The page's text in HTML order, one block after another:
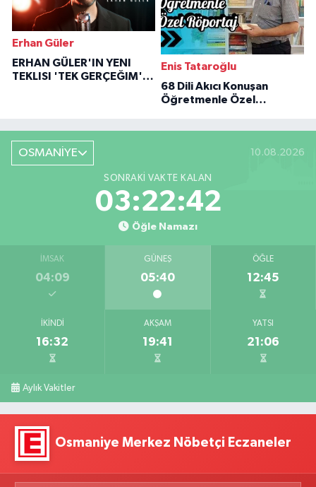
Erhan Güler
ERHAN GÜLER'IN YENI
TEKLISI 'TEK GERÇEĞIM'LE
Enis Tataroğlu
68 Dili Akıcı Konuşan
Öğretmenle Özel
OSMANİYE 10.08.2026
SONRAKI VAKTE KALAN
03:22:41
Öğle Namazı
İMSAK
04:09
GÜNEŞ
05:40
ÖĞLE
12:45
İKINDI
16:32
AKŞAM
19:41
YATSI
21:06
Aylık Vakitler
Osmaniye Merkez Nöbetçi Eczaneler